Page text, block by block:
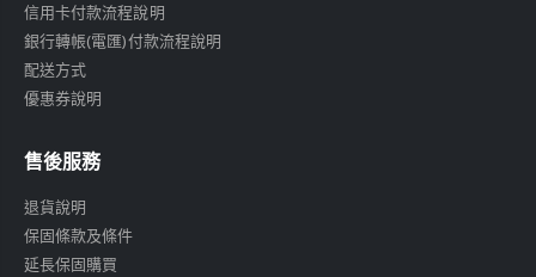
信用卡付款流程說明
銀行轉帳(電匯)付款流程說明
配送方式
優惠券說明
售後服務
退貨說明
保固條款及條件
延長保固購買